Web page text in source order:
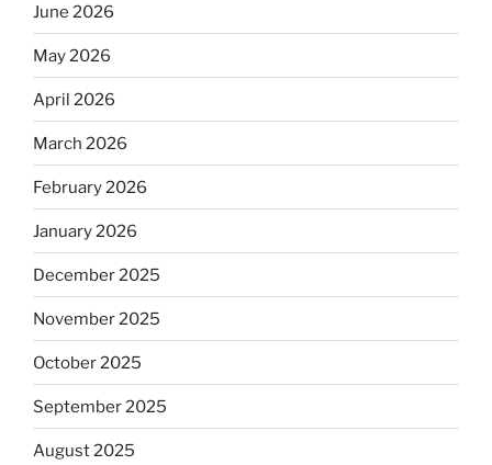
June 2026
May 2026
April 2026
March 2026
February 2026
January 2026
December 2025
November 2025
October 2025
September 2025
August 2025